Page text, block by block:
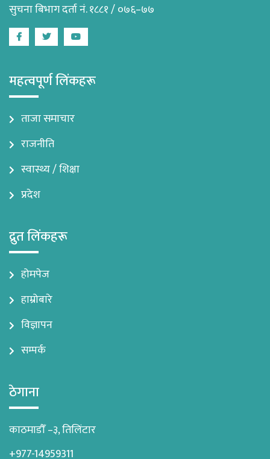
सुचना बिभाग दर्ता नं. १८८१ / ०७६–७७
FacebookTwitterYoutube
महत्वपूर्ण लिंकहरू
ताजा समाचार
राजनीति
स्वास्थ्य / शिक्षा
प्रदेश
द्रुत लिंकहरू
होमपेज
हाम्रोबारे
विज्ञापन
सम्पर्क
ठेगाना
काठमाडौँ –३, तिलिंटार
+977-14959311